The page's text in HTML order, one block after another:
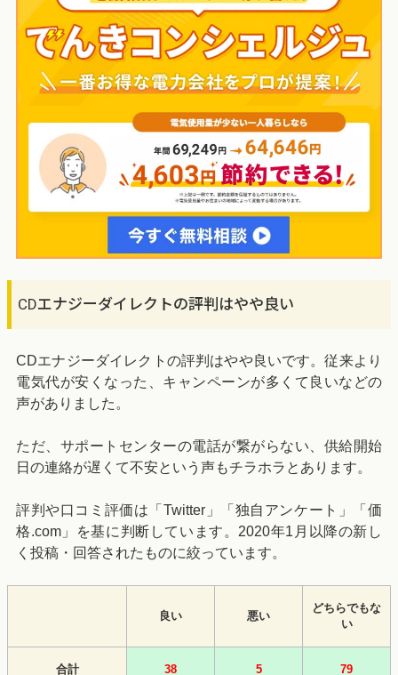
CDエナジーダイレクトの評判はやや良い
CDエナジーダイレクトの評判はやや良いです。従来より
電気代が安くなった、キャンペーンが多くて良いなどの
声がありました。
ただ、サポートセンターの電話が繋がらない、供給開始
日の連絡が遅くて不安という声もチラホラとあります。
評判や口コミ評価は「Twitter」「独自アンケート」「価
格.com」を基に判断しています。2020年1月以降の新し
く投稿・回答されたものに絞っています。
良い 悪い
どちらでもな
い
合計 38 5 79